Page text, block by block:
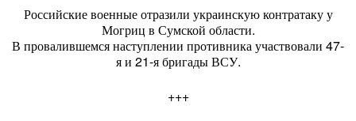
Российские военные отразили украинскую контратаку у
Могриц в Сумской области.
В провалившемся наступлении противника участвовали 47-
я и 21-я бригады ВСУ.
+++